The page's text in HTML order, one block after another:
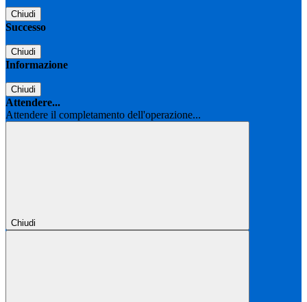
Chiudi
Successo
Chiudi
Informazione
Chiudi
Attendere...
Attendere il completamento dell'operazione...
Chiudi